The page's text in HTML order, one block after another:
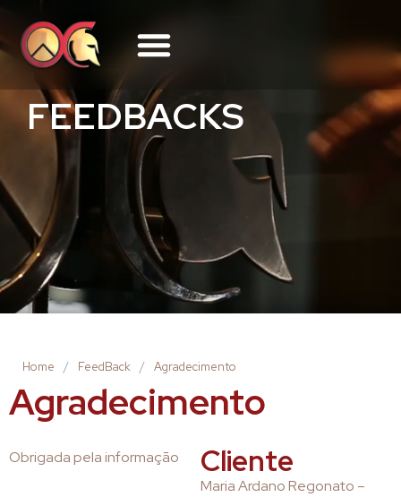
FEEDBACKS
Home / FeedBack / Agradecimento
Agradecimento
Obrigada pela informação Cliente
Maria Ardano Regonato –